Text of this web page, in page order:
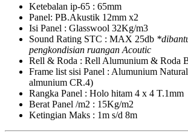
Ketebalan ip-65 : 65mm
Panel: PB.Akustik 12mm x2
Isi Panel : Glasswool 32Kg/m3
Sound Rating STC : MAX 25db
pengkondisian ruangan Acoutic
Rell & Roda : Rell Alumunium & Roda
Frame list sisi Panel : Alumunium
almunium CR.4)
Rangka Panel : Holo hitam 4 x 4 T.1mm
Berat Panel /m2 : 15Kg/m2
Ketingian Maks : 1m s/d 8m